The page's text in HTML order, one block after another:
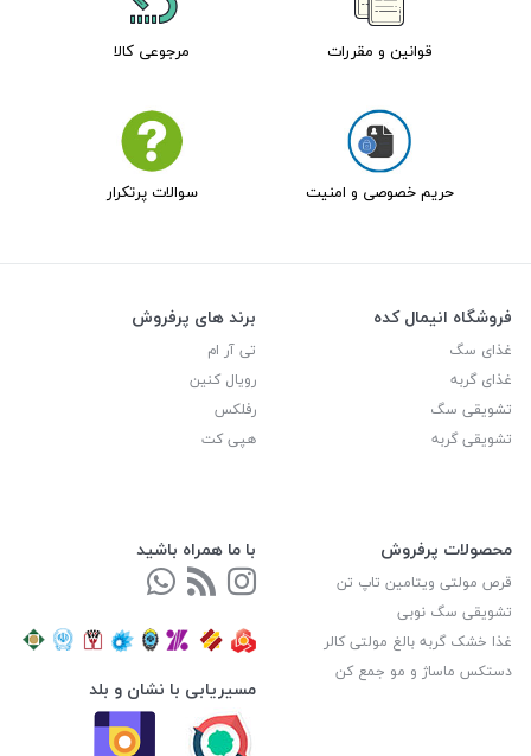
قوانین و مقررات مرجوعی کالا
حریم خصوصی و امنیت سوالات پرتکرار
فروشگاه انیمال کده
غذای سگ
غذای گربه
تشویقی سگ
تشویقی گربه
برند های پرفروش
تی آر ام
رویال کنین
رفلکس
هپی کت
محصولات پرفروش
قرص مولتی ویتامین تاپ تن
تشویقی سگ نوبی
غذا خشک گربه بالغ مولتی کالر
دستکس ماساژ و مو جمع کن
با ما همراه باشید
مسیریابی با نشان و بلد